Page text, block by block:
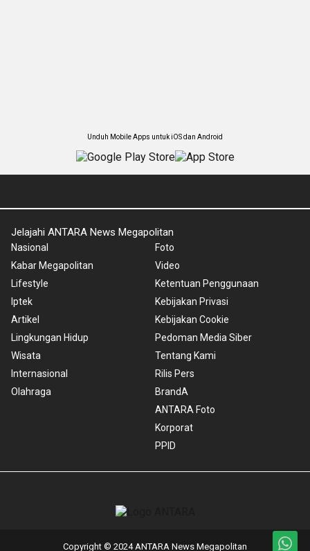
Unduh Mobile Apps untuk iOS dan Android
Jelajahi ANTARA News Megapolitan
Nasional
Kabar Megapolitan
Lifestyle
Iptek
Artikel
Lingkungan Hidup
Wisata
Internasional
Olahraga
Foto
Video
Ketentuan Penggunaan
Kebijakan Privasi
Kebijakan Cookie
Pedoman Media Siber
Tentang Kami
Rilis Pers
BrandA
ANTARA Foto
Korporat
PPID
Copyright © 2024 ANTARA News Megapolitan